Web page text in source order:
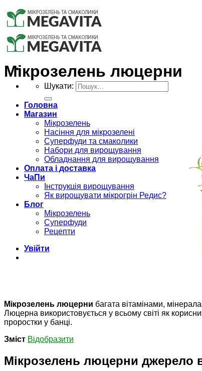
Шукати:
Головна
Магазин
Мікрозелень
Насіння для мікрозелені
Суперфуди та смаколики
Набори для вирощування
Обладнання для вирощування
Оплата і доставка
ЧаПи
Інструкція вирощування
Як вирощувати мікрогрін Редис?
Блог
Мікрозелень
Суперфуди
Рецепти
Увійти
Мікрозелень люцерни
Мікрозелень люцерни багата вітамінами,
Люцерна використовується у всьому світі як
проростки у банці.
Зміст Відобразити
Мікрозелень люцерни джерело